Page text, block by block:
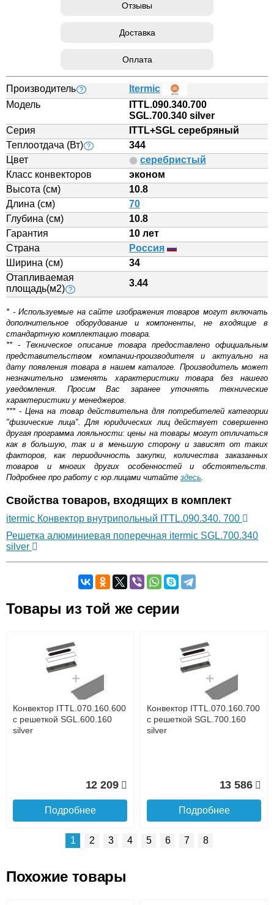
Отзывы
Доставка
Оплата
Производитель ?
Itermic
Модель
ITTL.090.340.700
SGL.700.340 silver
Серия
ITTL+SGL серебряный
Теплоотдача (Вт) ?
344
Цвет
серебристый
Класс конвекторов
эконом
Высота (см)
10.8
Длина (см)
70
Глубина (см)
10.8
Гарантия
10 лет
Страна
Россия
Ширина (см)
34
Отапливаемая
площадь(м2) ?
3.44
* - Используемые на сайте изображения товаров могут включать
дополнительное оборудование и компоненты, не входящие в
стандартную комплектацию товара.
** - Техническое описание товара предоставлено официальным
представительством компании-производителя и актуально на
дату появления товара в нашем каталоге. Производитель может
незначительно изменять характеристики товара без нашего
уведомления. Просим Вас заранее уточнять технические
характеристики у менеджеров.
*** - Цена на товар действительна для потребителей категории
"физические лица". Для юридических лиц действует совершенно
другая программа лояльности: цены на товары могут отличаться
как в большую, так и в меньшую сторону и зависят от таких
факторов, как периодичность закупки, количества заказанных
товаров и многих других особенностей и обстоятельств.
Подробнее про работу с юр.лицами читайте здесь.
Свойства товаров, входящих в комплект
itermic Конвектор внутрипольный ITTL.090.340. 700
Решетка алюминиевая поперечная itermic SGL.700.340
silver
Оставьте отзыв
Доставка сантехники по Москве и Московской области
Наличный расчёт
Банковской картой на сайте в режиме реального
времени
Банковской картой при получении товара как при
доставке, так и самовывозом
Интернет-деньгами (Yandex-деньги, Web-money,
Qiwi-кошельки и другие).
Безналичный расчёт (возможно и с НДС)
Товары из той же серии
Конвектор ITTL.070.160.600
с решеткой SGL.600.160
silver
12 209
Подробнее
Конвектор ITTL.070.160.700
с решеткой SGL.700.160
silver
13 586
Подробнее
1 2 3 4 5 6 7 8
Похожие товары